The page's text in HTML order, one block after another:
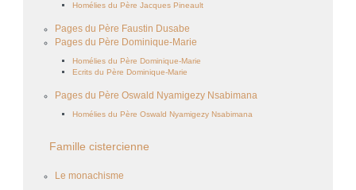
Homélies du Père Jacques Pineault
Pages du Père Faustin Dusabe
Pages du Père Dominique-Marie
Homélies du Père Dominique-Marie
Ecrits du Père Dominique-Marie
Pages du Père Oswald Nyamigezy Nsabimana
Homélies du Père Oswald Nyamigezy Nsabimana
Famille cistercienne
Le monachisme